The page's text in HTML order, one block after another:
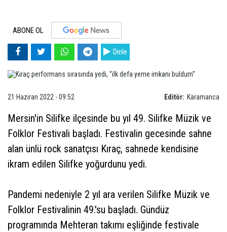
ABONE OL
Dinle
Editör: Karamanca
21 Haziran 2022 - 09:52
Mersin'in Silifke ilçesinde bu yıl 49. Silifke Müzik ve
Folklor Festivali başladı. Festivalin gecesinde sahne
alan ünlü rock sanatçısı Kıraç, sahnede kendisine
ikram edilen Silifke yoğurdunu yedi.
Pandemi nedeniyle 2 yıl ara verilen Silifke Müzik ve
Folklor Festivalinin 49.'su başladı. Gündüz
programında Mehteran takımı eşliğinde festivale